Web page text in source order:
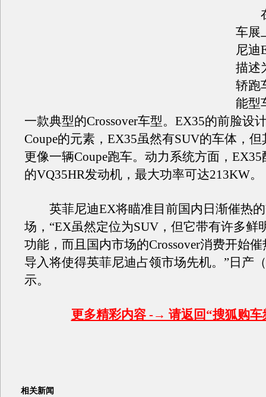
在
车展
尼迪
描述
轿跑
能型
一款典型的Crossover车型。EX35的前脸设
Coupe的元素，EX35虽然有SUV的车体，
更像一辆Coupe跑车。动力系统方面，
的VQ35HR发动机，最大功率可达213KW。
英菲尼迪EX将瞄准目前国内日渐催热的
场，“EX虽然定位为SUV，但它带有许多鲜
功能，而且国内市场的Crossover消费开始
导入将使得英菲尼迪占领市场先机。”日产
示。
更多精彩内容 -→ 请返回“搜狐购车
相关新闻